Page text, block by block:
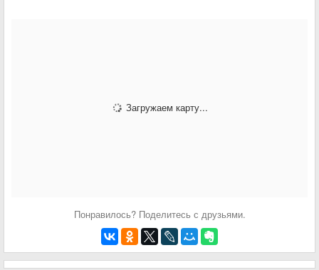
Загружаем карту...
Понравилось? Поделитесь с друзьями.